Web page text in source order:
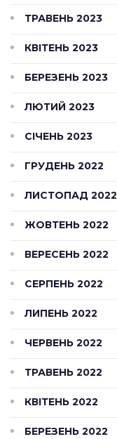
ТРАВЕНЬ 2023
КВІТЕНЬ 2023
БЕРЕЗЕНЬ 2023
ЛЮТИЙ 2023
СІЧЕНЬ 2023
ГРУДЕНЬ 2022
ЛИСТОПАД 2022
ЖОВТЕНЬ 2022
ВЕРЕСЕНЬ 2022
СЕРПЕНЬ 2022
ЛИПЕНЬ 2022
ЧЕРВЕНЬ 2022
ТРАВЕНЬ 2022
КВІТЕНЬ 2022
БЕРЕЗЕНЬ 2022